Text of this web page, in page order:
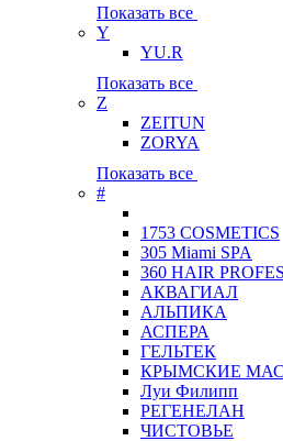
Показать все
Y
YU.R
Показать все
Z
ZEITUN
ZORYA
Показать все
#
1753 COSMETICS
305 Miami SPA
360 HAIR
АКВАГИАЛ
АЛЬПИКА
АСПЕРА
ГЕЛЬТЕК
КРЫМСКИЕ
Луи Филипп
РЕГЕНЕЛАН
ЧИСТОВЬЕ